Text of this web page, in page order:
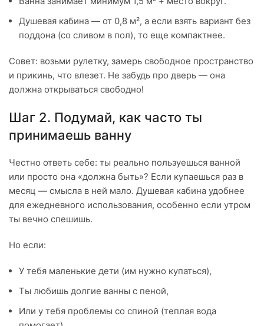
Душевая кабина — от 0,8 м², а если взять вариант без
поддона (со сливом в пол), то еще компактнее.
Совет: возьми рулетку, замерь свободное пространство
и прикинь, что влезет. Не забудь про дверь — она
должна открываться свободно!
Шаг 2. Подумай, как часто ты
принимаешь ванну
Честно ответь себе: ты реально пользуешься ванной
или просто она «должна быть»? Если купаешься раз в
месяц — смысла в ней мало. Душевая кабина удобнее
для ежедневного использования, особенно если утром
ты вечно спешишь.
Но если:
У тебя маленькие дети (им нужно купаться),
Ты любишь долгие ванны с пеной,
Или у тебя проблемы со спиной (теплая вода